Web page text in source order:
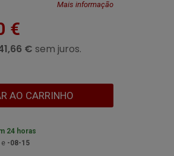
Mais informação
€
AO CARRINHO
24 horas
e -08-15